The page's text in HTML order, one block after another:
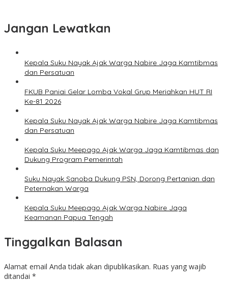
Jangan Lewatkan
Kepala Suku Nayak Ajak Warga Nabire Jaga Kamtibmas
dan Persatuan
FKUB Paniai Gelar Lomba Vokal Grup Meriahkan HUT RI
Ke-81 2026
Kepala Suku Nayak Ajak Warga Nabire Jaga Kamtibmas
dan Persatuan
Kepala Suku Meepago Ajak Warga Jaga Kamtibmas dan
Dukung Program Pemerintah
Suku Nayak Sanoba Dukung PSN, Dorong Pertanian dan
Peternakan Warga
Kepala Suku Meepago Ajak Warga Nabire Jaga
Keamanan Papua Tengah
Tinggalkan Balasan
Alamat email Anda tidak akan dipublikasikan. Ruas yang wajib
ditandai *